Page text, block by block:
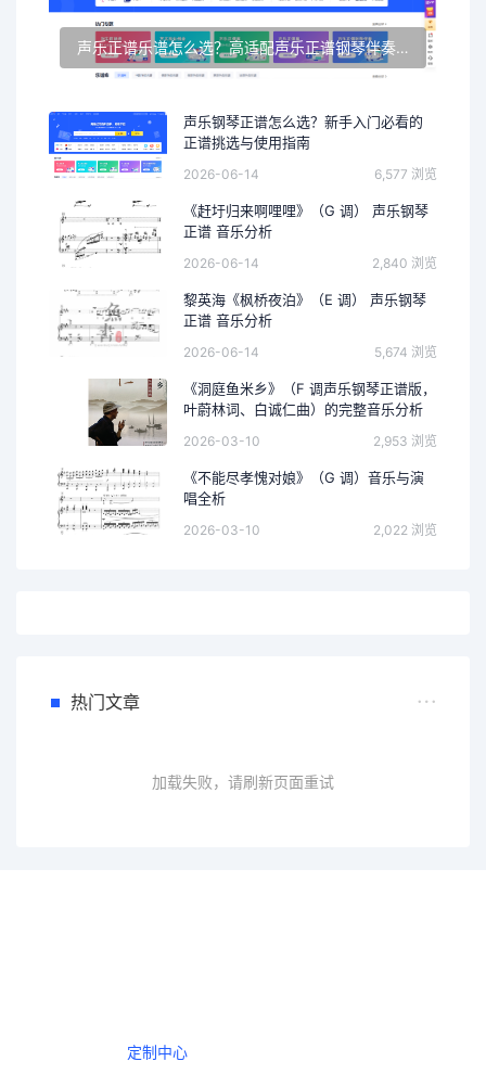
声乐正谱乐谱怎么选？高适配声乐正谱钢琴伴奏资源推荐
声乐钢琴正谱怎么选？新手入门必看的
正谱挑选与使用指南
2026-06-14 6,577 浏览
《赶圩归来啊哩哩》（G 调） 声乐钢琴
正谱 音乐分析
2026-06-14 2,840 浏览
黎英海《枫桥夜泊》（E 调） 声乐钢琴
正谱 音乐分析
2026-06-14 5,674 浏览
《洞庭鱼米乡》（F 调声乐钢琴正谱版，
叶蔚林词、白诚仁曲）的完整音乐分析
2026-03-10 2,953 浏览
《不能尽孝愧对娘》（G 调）音乐与演
唱全析
2026-03-10 2,022 浏览
热门文章
加载失败，请刷新页面重试
定制中心